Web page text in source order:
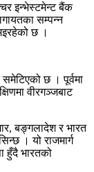
इन्भेस्टमेन्ट बैंक
सम्पन्न
छ ।
समेटिएको छ । पूर्वमा
वीरगञ्जबाट
बङ्गलादेश र भारत
। यो राजमार्ग
हुँदै भारतको